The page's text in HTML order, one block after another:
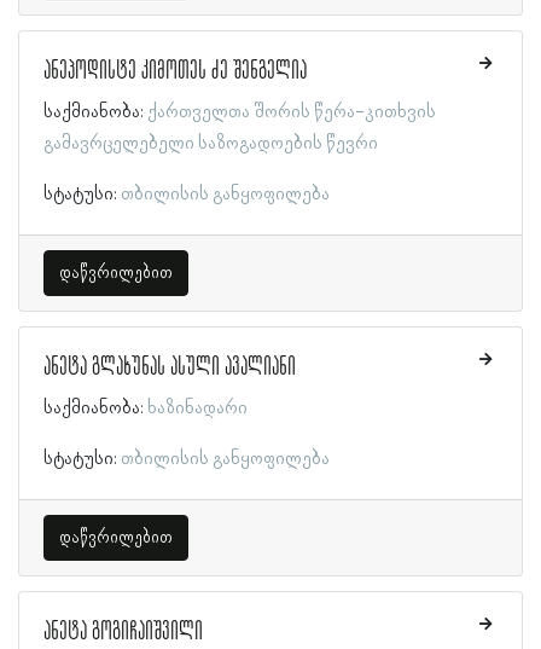
ანეპოდისტე კიმოთეს ძე შენგელია
საქმიანობა: ქართველთა შორის წერა-კითხვის
გამავრცელებელი საზოგადოების წევრი
სტატუსი: თბილისის განყოფილება
დაწვრილებით
ანეტა გლახუნას ასული ავალიანი
საქმიანობა: ხაზინადარი
სტატუსი: თბილისის განყოფილება
დაწვრილებით
ანეტა გოგიჩაიშვილი